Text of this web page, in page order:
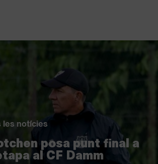
les notícies
posa punt final a
al CF Damm